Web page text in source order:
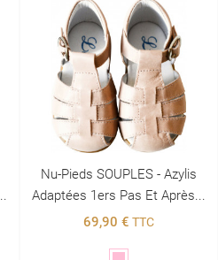
Nu-Pieds SOUPLES - Azylis
Adaptées 1ers Pas Et Après...
69,90 € TTC